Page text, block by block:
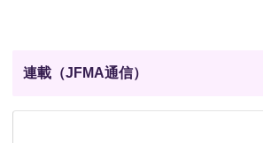
連載（JFMA通信）